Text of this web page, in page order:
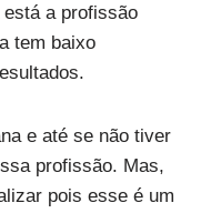
a profissão
tem baixo
e até se não tiver
profissão. Mas,
pois esse é um